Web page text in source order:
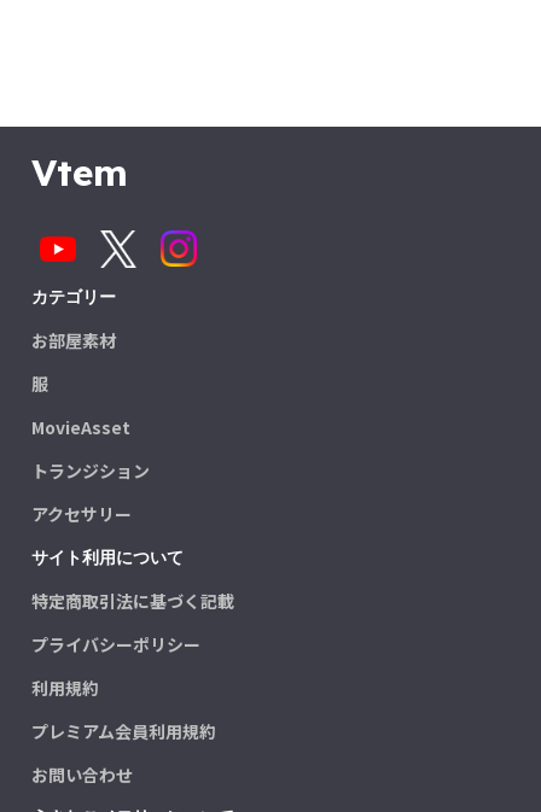
Vtem
カテゴリー
お部屋素材
服
MovieAsset
トランジション
アクセサリー
サイト利用について
特定商取引法に基づく記載
プライバシーポリシー
利用規約
プレミアム会員利用規約
お問い合わせ